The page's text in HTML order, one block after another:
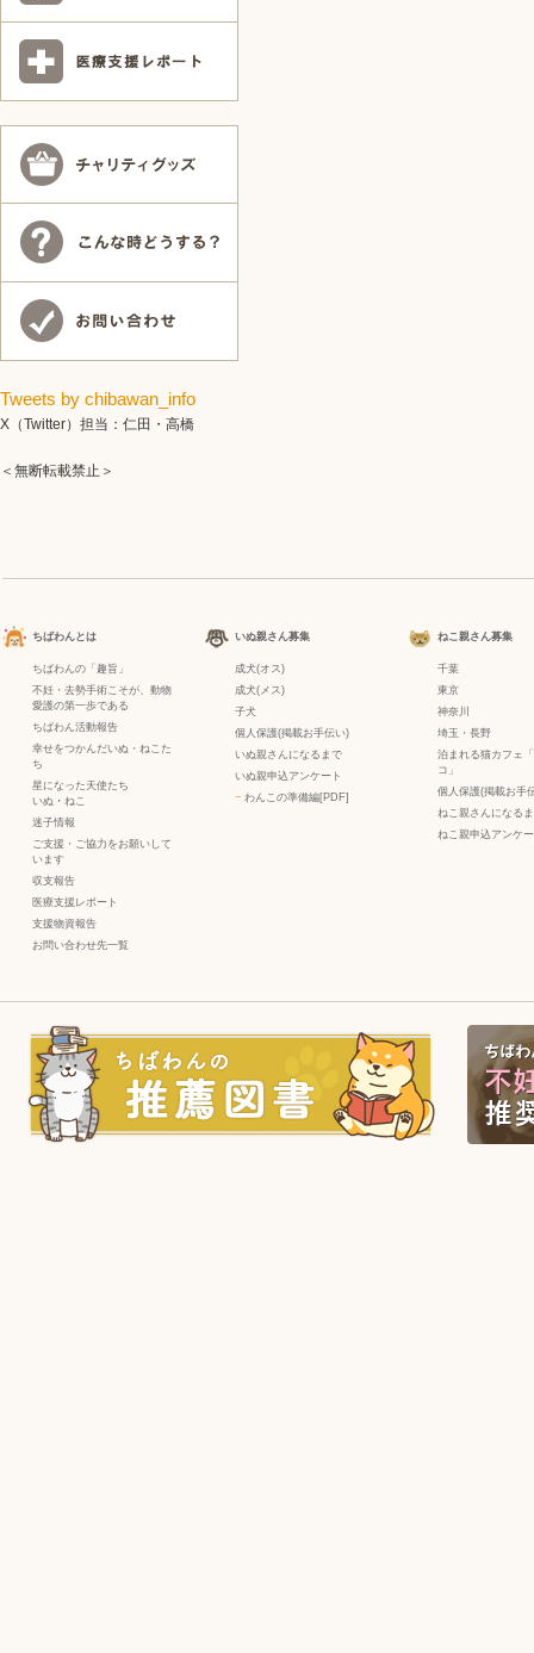
Tweets by chibawan_info
X（Twitter）担当：仁田・高橋
＜無断転載禁止＞
ちばわんとは
ちばわんの「趣旨」
不妊・去勢手術こそが、動物
愛護の第一歩である
ちばわん活動報告
幸せをつかんだいぬ・ねこた
ち
星になった天使たち
いぬ ・ ねこ
迷子情報
ご支援・ご協力をお願いして
います
収支報告
医療支援レポート
支援物資報告
お問い合わせ先一覧
いぬ親さん募集
成犬(オス)
成犬(メス)
子犬
個人保護(掲載お手伝い)
いぬ親さんになるまで
いぬ親申込アンケート
− わんこの準備編[PDF]
ねこ親さん募集
千葉
東京
神奈川
埼玉・長野
泊まれる猫カフェ
コ」
個人保護(掲載お手
ねこ親さんになる
ねこ親申込アンケ